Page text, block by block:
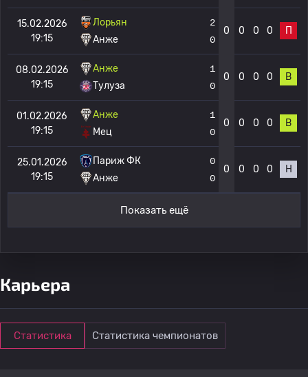
15.02.2026
19:15
Лорьян
Анже
2
0
0 0 0 0 П
08.02.2026
19:15
Анже
Тулуза
1
0
0 0 0 0 В
01.02.2026
19:15
Анже
Мец
1
0
0 0 0 0 В
25.01.2026
19:15
Париж ФК
Анже
0
0
0 0 0 0 Н
Показать ещё
Карьера
Статистика Статистика чемпионатов